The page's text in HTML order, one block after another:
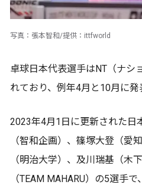
写真：張本智和/提供：ittfworld
卓球日本代表選手はNT（ナシ
れており、例年4月と10月に発
2023年4月1日に更新された日
（智和企画）、篠塚大登（愛
（明治大学）、及川瑞基（木
（TEAM MAHARU）の5選手